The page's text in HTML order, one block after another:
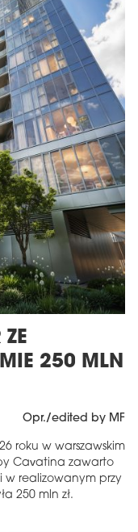
ZE
250 MLN
Opr./edited by MF
roku w warszawskim
Cavatina zawarto
w realizowanym przy
250 mln zł.